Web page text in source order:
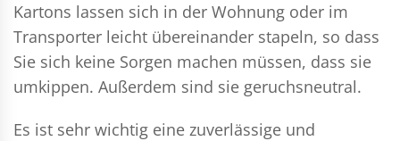
Kartons lassen sich in der Wohnung oder im
Transporter leicht übereinander stapeln, so dass
Sie sich keine Sorgen machen müssen, dass sie
umkippen. Außerdem sind sie geruchsneutral.
Es ist sehr wichtig eine zuverlässige und